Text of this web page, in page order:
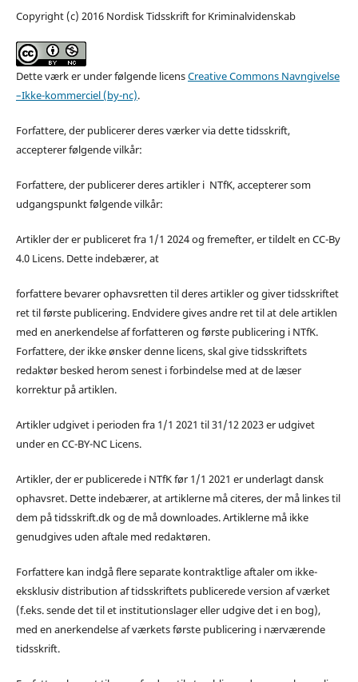
Copyright (c) 2016 Nordisk Tidsskrift for Kriminalvidenskab
Dette værk er under følgende licensCreative Commons Navngivelse
–Ikke-kommerciel (by-nc).
Forfattere, der publicerer deres værker via dette tidsskrift,
accepterer følgende vilkår:
Forfattere, der publicerer deres artikler i NTfK, accepterer som
udgangspunkt følgende vilkår:
Artikler der er publiceret fra 1/1 2024 og fremefter, er tildelt en CC-By
4.0 Licens. Dette indebærer, at
forfattere bevarer ophavsretten til deres artikler og giver tidsskriftet
ret til første publicering. Endvidere gives andre ret til at dele artiklen
med en anerkendelse af forfatteren og første publicering i NTfK.
Forfattere, der ikke ønsker denne licens, skal give tidsskriftets
redaktør besked herom senest i forbindelse med at de læser
korrektur på artiklen.
Artikler udgivet i perioden fra 1/1 2021 til 31/12 2023 er udgivet
under en CC-BY-NC Licens.
Artikler, der er publicerede i NTfK før 1/1 2021 er underlagt dansk
ophavsret. Dette indebærer, at artiklerne må citeres, der må linkes til
dem på tidsskrift.dk og de må downloades. Artiklerne må ikke
genudgives uden aftale med redaktøren.
Forfattere kan indgå flere separate kontraktlige aftaler om ikke-
eksklusiv distribution af tidsskriftets publicerede version af værket
(f.eks. sende det til et institutionslager eller udgive det i en bog),
med en anerkendelse af værkets første publicering i nærværende
tidsskrift.